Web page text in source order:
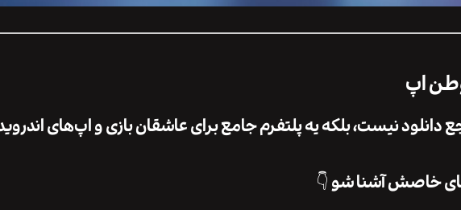
اپ
دانلود نیست، بلکه یه پلتفرم جامع برای عاشقان بازی و اپ‌های
خاصش آشنا شو 👇